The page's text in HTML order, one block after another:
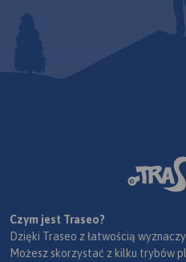
Czym jest Traseo?
Dzięki Traseo z łatwością
Możesz skorzystać z kilku trybów